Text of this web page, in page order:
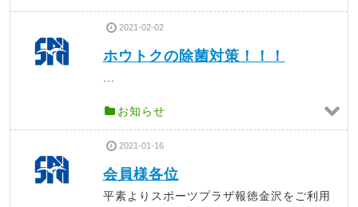
2021-02-02
ホウトクの除菌対策！！！
お知らせ
2021-01-16
会員様各位
平素よりスポーツプラザ報徳金沢をご利用